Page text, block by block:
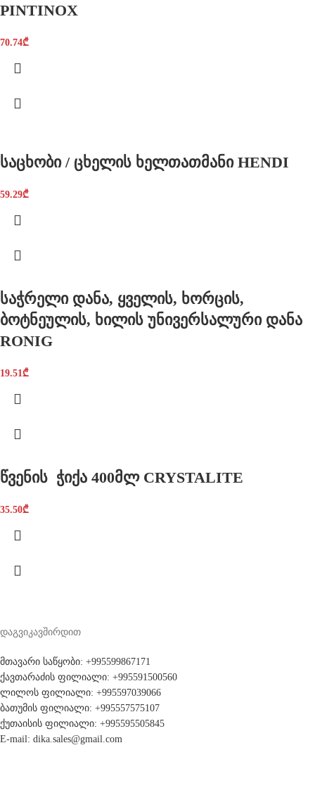
PINTINOX
70.74₾
საცხობი / ცხელის ხელთათმანი HENDI
59.29₾
საჭრელი დანა, ყველის, ხორცის,
ბოტნეულის, ხილის უნივერსალური დანა
RONIG
19.51 ₾
წვენის ჭიქა 400მლ CRYSTALITE
35.50₾
დაგვიკავშირდით
მთავარი საწყობი: +995599867171
ქავთარაძის ფილიალი: +995591500560
ლილოს ფილიალი: +995597039066
ბათუმის ფილიალი: +995557575107
ქუთაისის ფილიალი: +995595505845
E-mail: dika.sales@gmail.com